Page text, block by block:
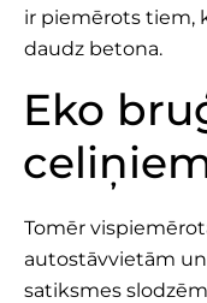
ir piemērots tiem,
daudz betona.
Eko
Tomēr
autostāvvietām
satiksmes